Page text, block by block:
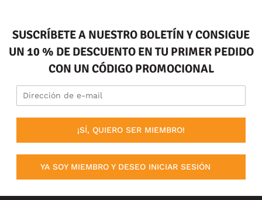
SUSCRÍBETE A NUESTRO BOLETÍN Y CONSIGUE
UN 10 % DE DESCUENTO EN TU PRIMER PEDIDO
CON UN CÓDIGO PROMOCIONAL
¡SÍ, QUIERO SER MIEMBRO!
YA SOY MIEMBRO Y DESEO INICIAR SESIÓN